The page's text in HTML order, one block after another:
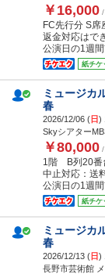
￥16,000
FC先行分 S
返金対応はで
公演日の1週
紙チケ
ミュージカ
春
2026/12/06 (日)
Skyシアター
￥80,000
1階 B列20番
中止対応：送
公演日の1週
紙チケ
ミュージカ
春
2026/12/13 (日)
長野市芸術館